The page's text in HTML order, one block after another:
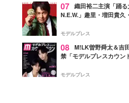
07 織田裕二主演「踊
N.E.W.」趣里・増田貴久
徴する“謎のキーワード”も
モデルプレス
08 M!LK曽野舜太＆吉
禁「モデルプレスカウン
モデルプレス